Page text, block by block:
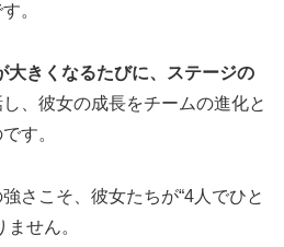
。
大きくなるたびに、ステージの
し、彼女の成長をチームの進化と
す。
さこそ、彼女たちが“4人でひと
せん。